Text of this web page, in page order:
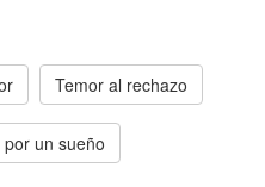
Temor al rechazo
por un sueño